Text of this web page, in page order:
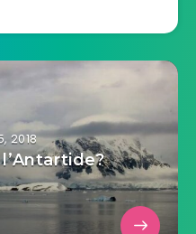
2018